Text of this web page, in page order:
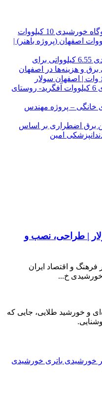
10 کیلووات
خورشیدی ۸ کیلووات اصفهان (پروژه باهنر) |
طراحی سیستم خورشیدی 6.55 کیلوواتی برای
و هزینه‌ها در اصفهان
احداث نیروگاه خورشیدی 6 کیلووات آفگرید- روستای
خانگی – پروژه مهندس
برق اضطراری بر اساس
امین
| طراحی، نصب و
و اقتصاد ایران
خورشیدی خ...
و خورشید طلایی، جایی که
خورشیدی باتری خورشیدی